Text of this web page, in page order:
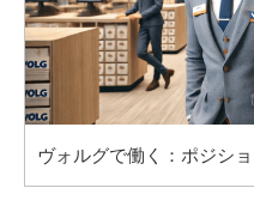
ヴォルグで働く：ポジシ